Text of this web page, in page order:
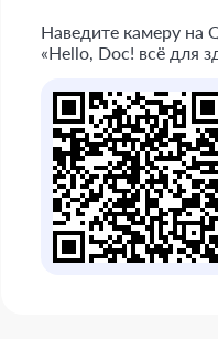
Наведите камеру на
«Hello, Doc! всё для